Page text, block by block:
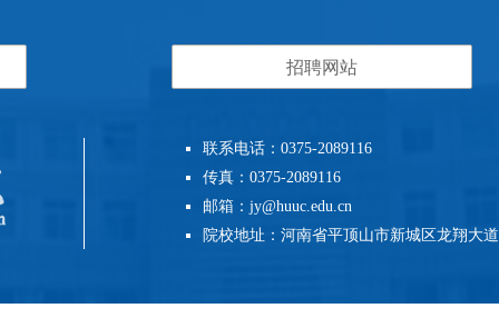
招聘网站
联系电话：0375-2089116
传真：0375-2089116
邮箱：jy@huuc.edu.cn
院校地址：河南省平顶山市新城区龙翔大道